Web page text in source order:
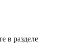
в разделе